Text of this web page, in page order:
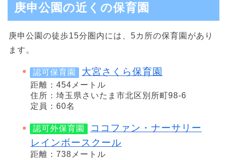
庚申公園の近くの保育園
庚申公園の徒歩15分圏内には、5カ所の保育園があり
ます。
認可保育園 大宮さくら保育園
距離：454メートル
住所：埼玉県さいたま市北区別所町98-6
定員：60名
認可外保育園
ココファン・ナーサリー
レインボースクール
距離：738メートル